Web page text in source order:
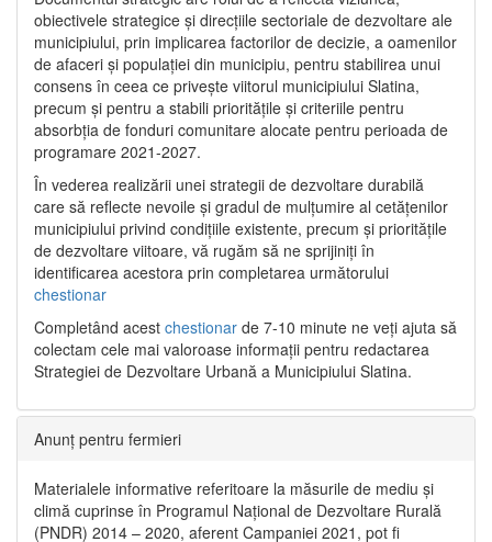
obiectivele strategice și direcțiile sectoriale de dezvoltare ale
municipiului, prin implicarea factorilor de decizie, a oamenilor
de afaceri și populației din municipiu, pentru stabilirea unui
consens în ceea ce privește viitorul municipiului Slatina,
precum și pentru a stabili prioritățile și criteriile pentru
absorbția de fonduri comunitare alocate pentru perioada de
programare 2021-2027.
În vederea realizării unei strategii de dezvoltare durabilă
care să reflecte nevoile și gradul de mulțumire al cetățenilor
municipiului privind condițiile existente, precum și prioritățile
de dezvoltare viitoare, vă rugăm să ne sprijiniți în
identificarea acestora prin completarea următorului
chestionar
Completând acest chestionar de 7-10 minute ne veți ajuta să
colectam cele mai valoroase informații pentru redactarea
Strategiei de Dezvoltare Urbană a Municipiului Slatina.
Anunț pentru fermieri
Materialele informative referitoare la măsurile de mediu și
climă cuprinse în Programul Național de Dezvoltare Rurală
(PNDR) 2014 – 2020, aferent Campaniei 2021, pot fi